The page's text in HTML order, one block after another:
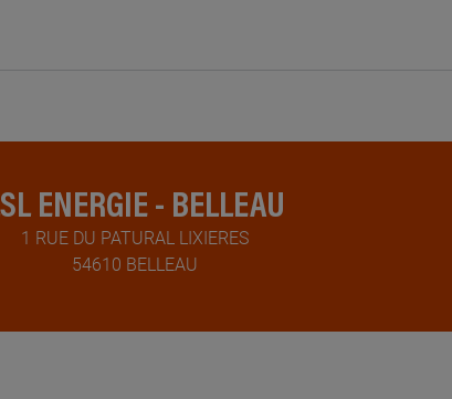
ENERGIE - BELLEAU
1 RUE DU PATURAL LIXIERES
54610 BELLEAU